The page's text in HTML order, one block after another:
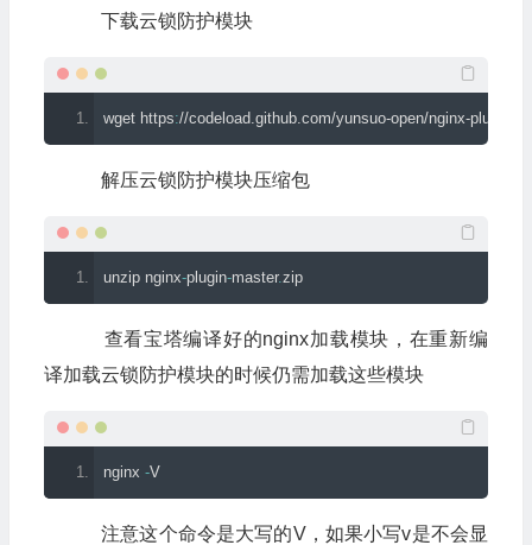
下载云锁防护模块
wget https://codeload.github.com/yunsuo-open/nginx-plugin/
解压云锁防护模块压缩包
unzip nginx-plugin-master.zip
查看宝塔编译好的nginx加载模块，在重新编
译加载云锁防护模块的时候仍需加载这些模块
nginx -V
注意这个命令是大写的V，如果小写v是不会显